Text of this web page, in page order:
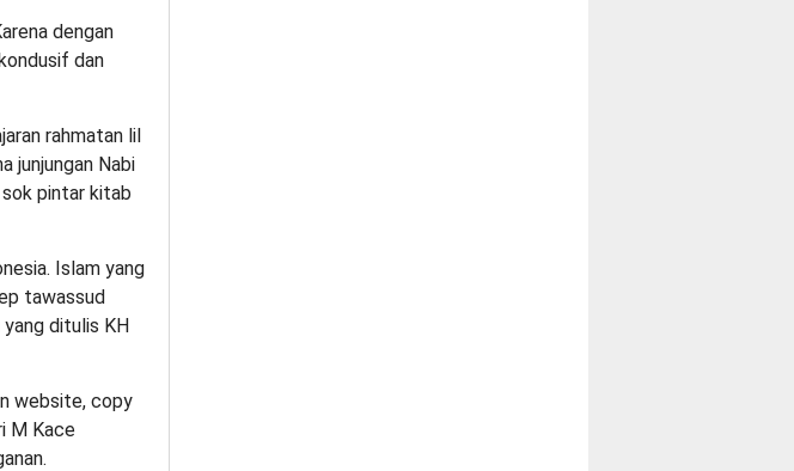
dengan
dan
rahmatan lil
junjungan Nabi
sok pintar kitab
Islam yang
tawassud
ditulis KH
website, copy
M Kace